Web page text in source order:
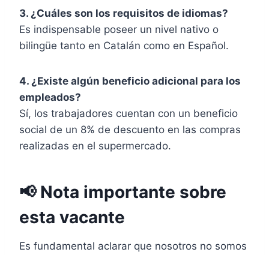
3. ¿Cuáles son los requisitos de idiomas?
Es indispensable poseer un nivel nativo o
bilingüe tanto en Catalán como en Español.
4. ¿Existe algún beneficio adicional para los
empleados?
Sí, los trabajadores cuentan con un beneficio
social de un 8% de descuento en las compras
realizadas en el supermercado.
📢 Nota importante sobre
esta vacante
Es fundamental aclarar que nosotros no somos